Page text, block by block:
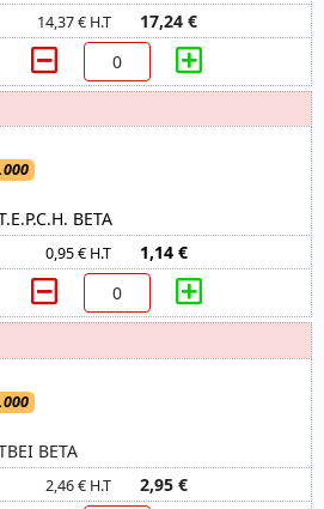
14,37 € H.T 17,24 €
BETA
0,95 € H.T 1,14 €
BETA
2,46 € H.T 2,95 €